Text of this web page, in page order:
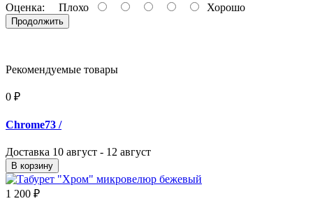
Оценка: Плохо Хорошо
Продолжить
Рекомендуемые товары
0 ₽
Chrome73 /
Доставка 10 август - 12 август
В корзину
1 200 ₽